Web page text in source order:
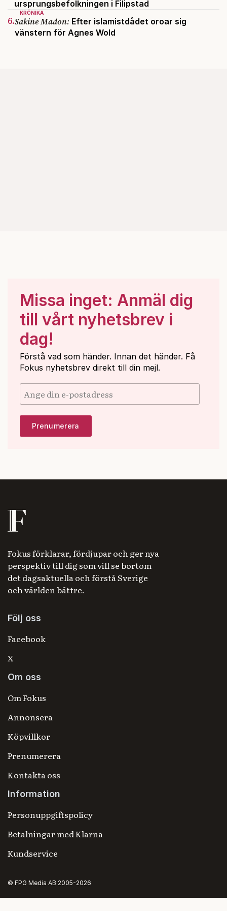
ursprungsbefolkningen i Filipstad
KRÖNIKA
6.Sakine Madon: Efter islamistdådet oroar sig
vänstern för Agnes Wold
Missa inget: Anmäl dig
till vårt nyhetsbrev i
dag!
Förstå vad som händer. Innan det händer. Få
Fokus nyhetsbrev direkt till din mejl.
Fokus förklarar, fördjupar och ger nya
perspektiv till dig som vill se bortom
det dagsaktuella och förstå Sverige
och världen bättre.
Följ oss
Facebook
X
Om oss
Om Fokus
Annonsera
Köpvillkor
Prenumerera
Kontakta oss
Information
Personuppgiftspolicy
Betalningar med Klarna
Kundservice
© FPG Media AB 2005-2026